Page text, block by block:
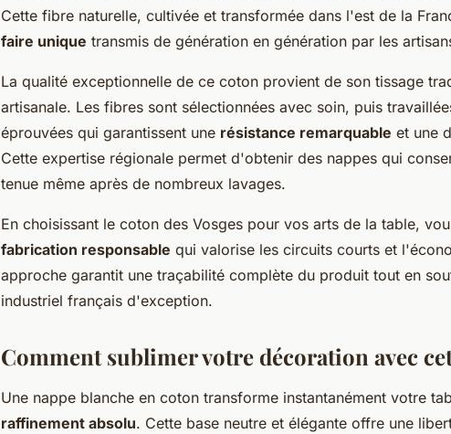
Cette fibre naturelle, cultivée et transformée dans l'est de la
faire unique transmis de génération en génération par les
La qualité exceptionnelle de ce coton provient de son tissage
artisanale. Les fibres sont sélectionnées avec soin, puis
éprouvées qui garantissent une résistance remarquable et une
Cette expertise régionale permet d'obtenir des nappes qui
tenue même après de nombreux lavages.
En choisissant le coton des Vosges pour vos arts de la table,
fabrication responsable qui valorise les circuits courts et
approche garantit une traçabilité complète du produit tout en
industriel français d'exception.
Comment sublimer votre décoration avec
Une nappe blanche en coton transforme instantanément votre
raffinement absolu. Cette base neutre et élégante offre une